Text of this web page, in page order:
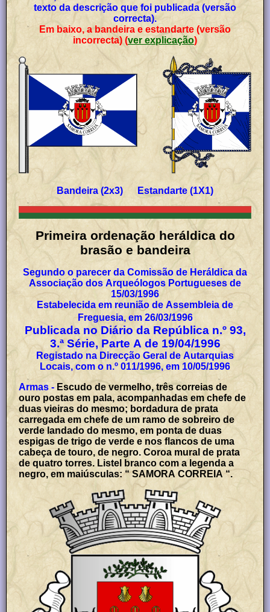
texto da descrição que foi publicada (versão
correcta).
Em baixo, a bandeira e estandarte (versão
incorrecta) (
ver explicação)
Bandeira (2x3) Estandarte (1X1)
Primeira ordenação heráldica do
brasão e bandeira
Segundo o parecer da Comissão de Heráldica da
Associação dos Arqueólogos Portugueses de
15/03/1996
Estabelecida em reunião de Assembleia de
Freguesia, em 26/03/1996
Publicada no Diário da República n.º 93,
3.ª Série, Parte A de 19/04/1996
Registado na Direcção Geral de Autarquias
Locais, com o n.º 011/1996, em 10/05/1996
Armas - Escudo de vermelho, três correias de
ouro postas em pala, acompanhadas em chefe de
duas vieiras do mesmo; bordadura de prata
carregada em chefe de um ramo de sobreiro de
verde landado do mesmo, em ponta de duas
espigas de trigo de verde e nos flancos de uma
cabeça de touro, de negro. Coroa mural de prata
de quatro torres. Listel branco com a legenda a
negro, em maiúsculas: “ SAMORA CORREIA “.